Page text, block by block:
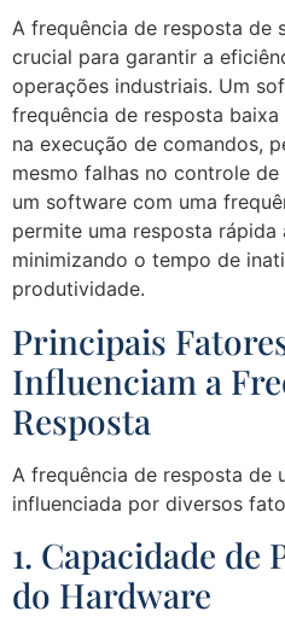
A frequência de resposta de
crucial para garantir a
operações industriais. Um
frequência de resposta
na execução de comandos,
mesmo falhas no controle
um software com uma
permite uma resposta
minimizando o tempo de
produtividade.
Principais
Influenciam a
Resposta
A frequência de resposta de
influenciada por diversos
1. Capacidade de
do Hardware